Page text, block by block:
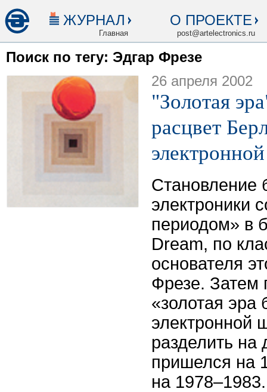
ЖУРНАЛ
Главная
О ПРОЕКТЕ
post@artelectronics.ru
Поиск по тегу: Эдгар Фрезе
26 апреля 2002
"Золотая
расцвет
Становление
электроники
периодом» в
Dream, по
основателя
Фрезе. Затем
«золотая эра
электронной
разделить на
пришелся на
на 1978–1983.